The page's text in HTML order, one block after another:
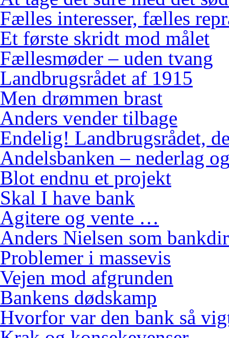
Fælles interesser, fælles
Et første skridt mod målet
Fællesmøder – uden tvang
Landbrugsrådet af 1915
Men drømmen brast
Anders vender tilbage
Endelig! Landbrugsrådet,
Andelsbanken – nederlag
Blot endnu et projekt
Skal I have bank
Agitere og vente …
Anders Nielsen som
Problemer i massevis
Vejen mod afgrunden
Bankens dødskamp
Hvorfor var den bank så